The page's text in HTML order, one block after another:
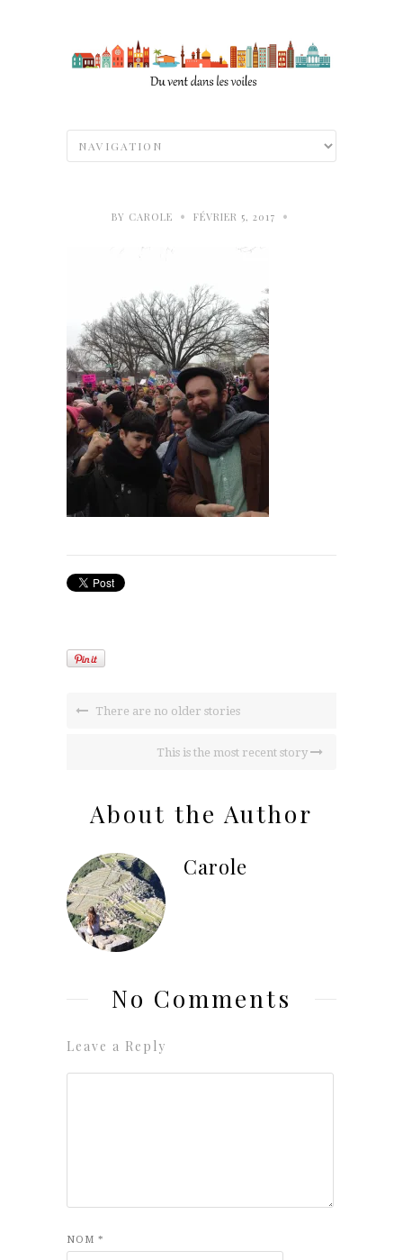
BY CAROLE • FÉVRIER 5, 2017 •
There are no older stories
This is the most recent story
About the Author
Carole
No Comments
Leave a Reply
NOM *